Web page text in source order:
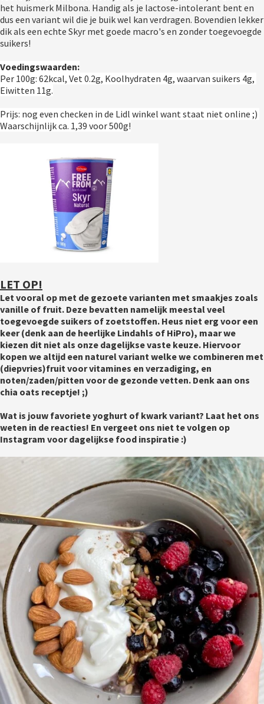
het huismerk Milbona. Handig als je lactose-intolerant bent en
dus een variant wil die je buik wel kan verdragen. Bovendien lekker
dik als een echte Skyr met goede macro's en zonder toegevoegde
suikers!
Voedingswaarden:
Per 100g: 62kcal, Vet 0.2g, Koolhydraten 4g, waarvan suikers 4g,
Eiwitten 11g.
Prijs: nog even checken in de Lidl winkel want staat niet online ;)
Waarschijnlijk ca. 1,39 voor 500g!
LET OP!
Let vooral op met de gezoete varianten met smaakjes zoals
vanille of fruit. Deze bevatten namelijk meestal veel
toegevoegde suikers of zoetstoffen. Heus niet erg voor een
keer (denk aan de heerlijke Lindahls of HiPro), maar we
kiezen dit niet als onze dagelijkse vaste keuze. Hiervoor
kopen we altijd een naturel variant welke we combineren met
(diepvries)fruit voor vitamines en verzadiging, en
noten/zaden/pitten voor de gezonde vetten. Denk aan ons
chia oats receptje! ;)
Wat is jouw favoriete yoghurt of kwark variant? Laat het ons
weten in de reacties! En vergeet ons niet te volgen op
Instagram voor dagelijkse food inspiratie :)